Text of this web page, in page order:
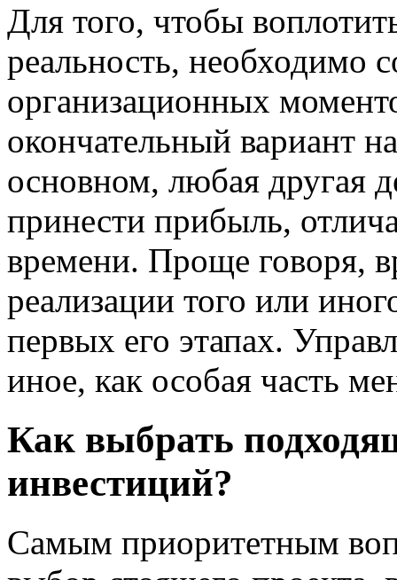
Для того, чтобы
реальность, необходимо
организационных
окончательный вариант
основном, любая другая
принести прибыль,
времени. Проще говоря,
реализации того или
первых его этапах.
иное, как особая часть
Как выбрать
инвестиций?
Самым приоритетным